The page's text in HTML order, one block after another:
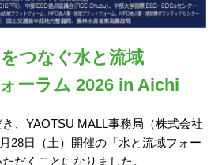
つなぐ水と流域
ーラム 2026 in Aichi
、YAOTSU MALL事務局（株式会社
28日（土）開催の「水と流域フォー
だくことになりました。